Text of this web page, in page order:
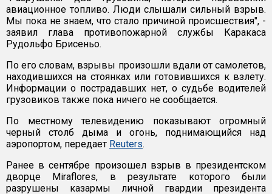
авиационное топливо. Люди слышали сильный взрыв.
Мы пока не знаем, что стало причиной происшествия", -
заявил глава противопожарной службы Каракаса
Рудольфо Брисеньо.
По его словам, взрывы произошли вдали от самолетов,
находившихся на стоянках или готовившихся к взлету.
Информации о пострадавших нет, о судьбе водителей
грузовиков также пока ничего не сообщается.
По местному телевидению показывают огромный
черный столб дыма и огонь, поднимающийся над
аэропортом, передает Reuters.
Ранее в сентябре произошел взрыв в президентском
дворце Miraflores, в результате которого были
разрушены казармы личной гвардии президента